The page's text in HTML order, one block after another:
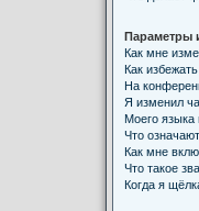
Параметры
Как мне
Как
На
Я изменил
Моего языка
Что
Как мне
Что такое
Когда я